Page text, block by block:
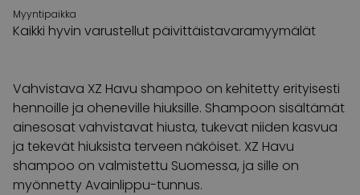
Myyntipaikka
Kaikki hyvin varustellut päivittäistavaramyymälät
Vahvistava XZ Havu shampoo on kehitetty erityisesti
hennoille ja oheneville hiuksille. Shampoon sisältämät
ainesosat vahvistavat hiusta, tukevat niiden kasvua
ja tekevät hiuksista terveen näköiset. XZ Havu
shampoo on valmistettu Suomessa, ja sille on
myönnetty Avainlippu-tunnus.